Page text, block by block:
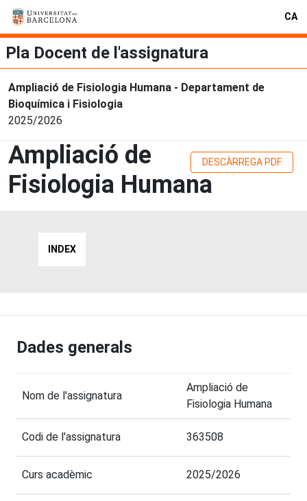
CA
Pla Docent de l'assignatura
Ampliació de Fisiologia Humana - Departament de
Bioquímica i Fisiologia
2025/2026
Ampliació de
Fisiologia Humana
DESCÀRREGA PDF
INDEX
Dades generals
Nom de l'assignatura
Ampliació de
Fisiologia Humana
Codi de l'assignatura 363508
Curs acadèmic 2025/2026